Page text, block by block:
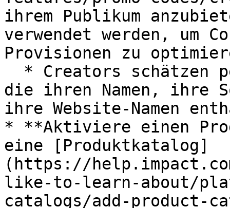
ihrem Publikum
verwendet werden, um
Provisionen zu
die ihren Namen, ihre
ihre Website-Namen
* **Aktiviere einen
eine [Produktkatalog]
(https://
like-to-learn-about/
catalogs/add-product-